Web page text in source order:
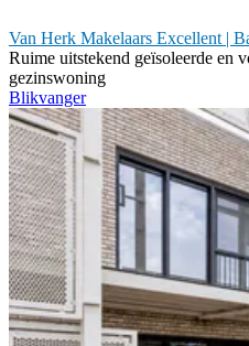
Van Herk Makelaars Excellent |
Ruime uitstekend geïsoleerde en
gezinswoning
Blikvanger